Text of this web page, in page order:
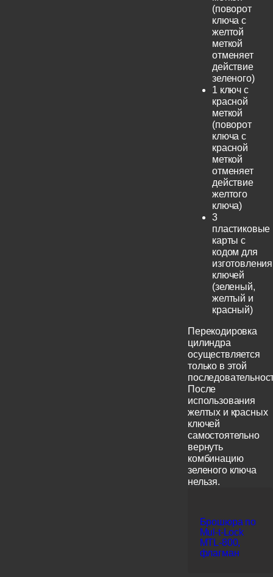
(поворот
ключа с
желтой
меткой
отменяет
действие
зеленого)
1 ключ с
красной
меткой
(поворот
ключа с
красной
меткой
отменяет
действие
желтого
ключа)
3
пластиковые
карты с
кодом для
изготовления
ключей
(зеленый,
желтый и
красный)
Перекодировка
цилиндра
осуществляется
только в этой
После
использования
желтых и красных
ключей
самостоятельно
вернуть
комбинацию
зеленого ключа
нельзя.
Брошюра по
Mul-t-Lock
MTL-800,
флагман